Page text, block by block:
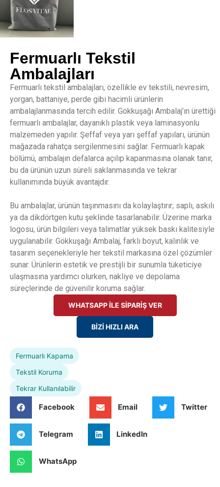
Fermuarlı Tekstil
Ambalajları
Fermuarlı tekstil ambalajları, özellikle ev tekstili, nevresim,
yorgan, battaniye, perde gibi hacimli ürünlerin
ambalajlanmasında tercih edilir. Gökkuşağı Ambalaj’ın ürettiği
fermuarlı ambalajlar, dayanıklı plastik veya laminasyonlu
malzemeden yapılır. Şeffaf veya yarı şeffaf yapıları, ürünün
mağazada rahatça sergilenmesini sağlar. Fermuarlı kapak
bölümü, ambalajın defalarca açılıp kapanmasına olanak tanır,
bu da ürünün uzun süreli saklanmasında ve tekrar
kullanımında büyük avantajdır.
Bu ambalajlar, ürünün taşınmasını da kolaylaştırır; saplı, askılı
ya da dikdörtgen kutu şeklinde tasarlanabilir. Üzerine marka
logosu, ürün bilgileri veya talimatlar yüksek baskı kalitesiyle
uygulanabilir. Gökkuşağı Ambalaj, farklı boyut, kalınlık ve
tasarım seçenekleriyle her tekstil markasına özel çözümler
sunar. Ürünlerin estetik ve prestijli bir sunumla tüketiciye
ulaşmasına yardımcı olurken, nakliye ve depolama
süreçlerinde de güvenilir koruma sağlar.
WHATSAPP İLE SİPARİŞ VER
BİZİ HIZLI ARA
Fermuarlı Kapama
Tekstil Koruma
Tekrar Kullanılabilir
Facebook Email Twitter
Telegram LinkedIn
WhatsApp